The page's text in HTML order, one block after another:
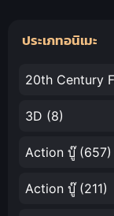
Jiang Hu 7)
คนเลว ภาค 7
ประเภทอนิเมะ
20th Century
3D (8)
Action บู๊(657)
Action บู๊(211)